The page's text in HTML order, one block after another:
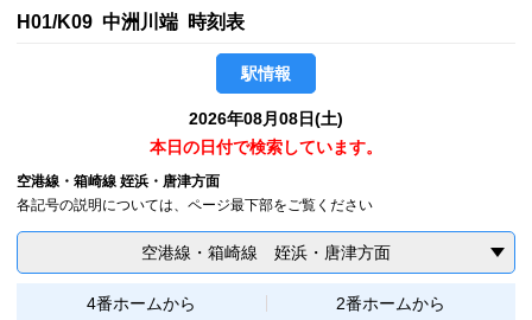
H01/K09 中洲川端 時刻表
駅情報
2026年08月08日(土)
本日の日付で検索しています。
空港線・箱崎線 姪浜・唐津方面
各記号の説明については、ページ最下部をご覧ください
空港線・箱崎線 姪浜・唐津方面
4番ホームから 2番ホームから